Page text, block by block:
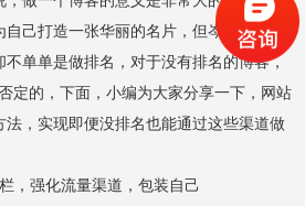
己打造一张华丽的名片，但岑辉宇认
单单是做排名，对于没有排名的博客，
定的，下面，小编为大家分享一下，网站
法，实现即便没排名也能通过这些渠道做
，强化流量渠道，包装自己